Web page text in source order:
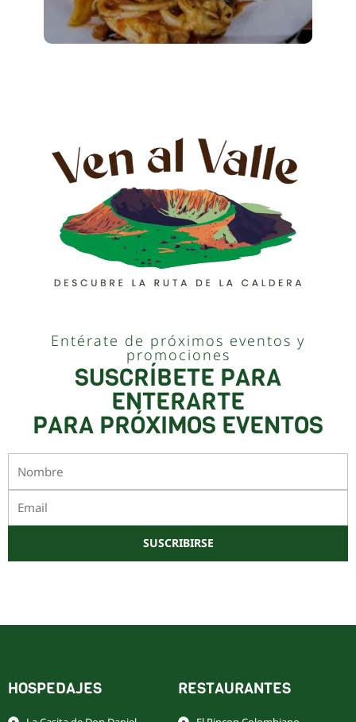
Entérate de próximos eventos y
promociones
SUSCRÍBETE PARA
ENTERARTE
PARA PRÓXIMOS EVENTOS
SUSCRIBIRSE
HOSPEDAJES RESTAURANTES